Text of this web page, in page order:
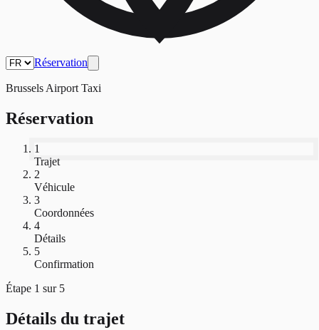
Réservation
Brussels Airport Taxi
Réservation
1
Trajet
2
Véhicule
3
Coordonnées
4
Détails
5
Confirmation
Étape 1 sur 5
Détails du trajet